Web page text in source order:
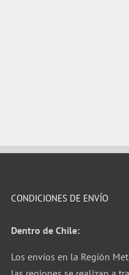
CONDICIONES DE ENVÍO
Dentro de Chile:
Los envíos en la Región